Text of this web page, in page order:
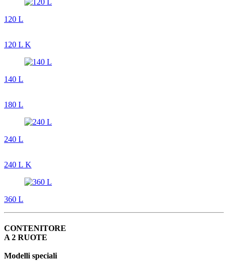
120 L
120 L K
140 L
180 L
240 L
240 L K
360 L
CONTENITORE
A 2 RUOTE
Modelli speciali